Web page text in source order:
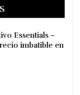
Essentials –
imbatible en